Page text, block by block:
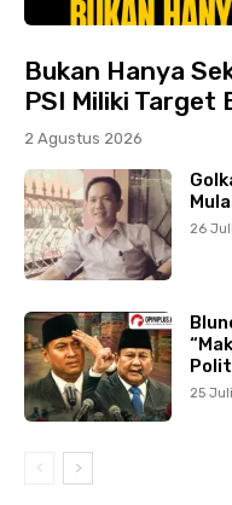
Bukan Hanya
PSI Miliki Target
2 Agustus 2026
26
25